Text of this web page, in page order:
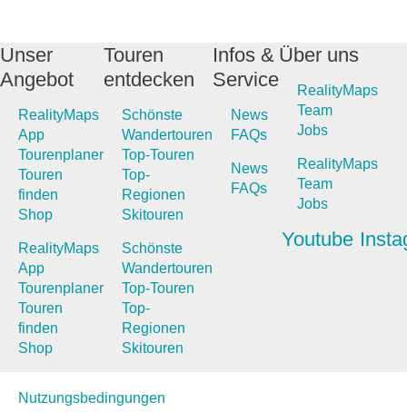
Unser
Angebot
RealityMaps
App
Tourenplaner
Touren
finden
Shop
RealityMaps
App
Tourenplaner
Touren
finden
Shop
Touren
entdecken
Schönste
Wandertouren
Top-Touren
Top-
Regionen
Skitouren
Schönste
Wandertouren
Top-Touren
Top-
Regionen
Skitouren
Infos &
Service
News
FAQs
News
FAQs
Über uns
RealityMaps
Team
Jobs
RealityMaps
Team
Jobs
Youtube
Nutzungsbedingungen